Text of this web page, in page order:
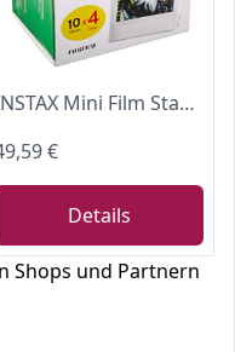
INSTAX Mini Film Standard 4X10 Shots
€
Details
Shops und Partnern